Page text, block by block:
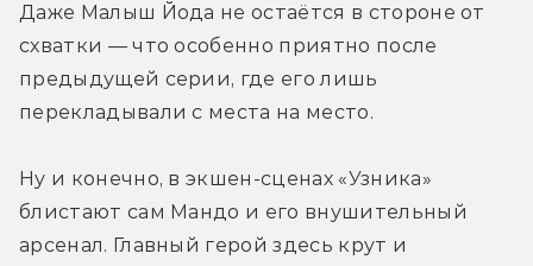
Даже Малыш Йода не остаётся в стороне от
схватки — что особенно приятно после
предыдущей серии, где его лишь
перекладывали с места на место.
Ну и конечно, в экшен-сценах «Узника»
блистают сам Мандо и его внушительный
арсенал. Главный герой здесь крут и